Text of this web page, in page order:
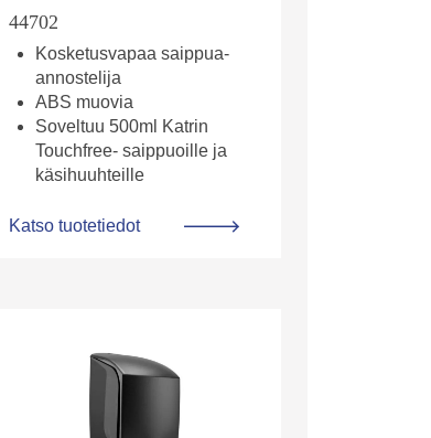
44702
Kosketusvapaa saippua-
annostelija
ABS muovia
Soveltuu 500ml Katrin
Touchfree- saippuoille ja
käsihuuhteille
Katso tuotetiedot